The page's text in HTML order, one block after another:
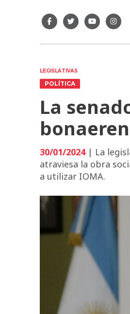
LEGISLATIVAS
POLÍTICA
La
30/01/2024| La
atraviesa la obra
a utilizar IOMA.